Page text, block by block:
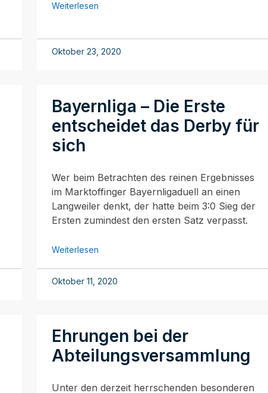
Weiterlesen
Oktober 23, 2020
Bayernliga – Die Erste
entscheidet das Derby für
sich
Wer beim Betrachten des reinen Ergebnisses
im Marktoffinger Bayernligaduell an einen
Langweiler denkt, der hatte beim 3:0 Sieg der
Ersten zumindest den ersten Satz verpasst.
Weiterlesen
Oktober 11, 2020
Ehrungen bei der
Abteilungsversammlung
Unter den derzeit herrschenden besonderen